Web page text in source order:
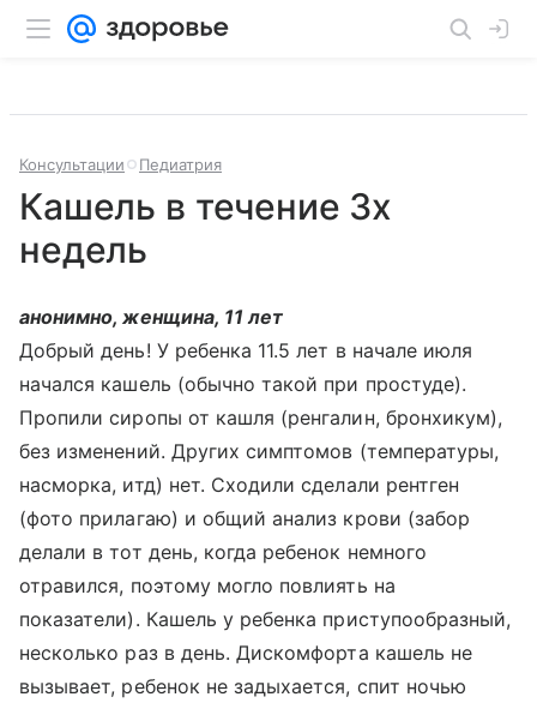
Консультации Педиатрия
Кашель в течение 3х
недель
анонимно, женщина, 11 лет
Добрый день! У ребенка 11.5 лет в начале июля
начался кашель (обычно такой при простуде).
Пропили сиропы от кашля (ренгалин, бронхикум),
без изменений. Других симптомов (температуры,
насморка, итд) нет. Сходили сделали рентген
(фото прилагаю) и общий анализ крови (забор
делали в тот день, когда ребенок немного
отравился, поэтому могло повлиять на
показатели). Кашель у ребенка приступообразный,
несколько раз в день. Дискомфорта кашель не
вызывает, ребенок не задыхается, спит ночью